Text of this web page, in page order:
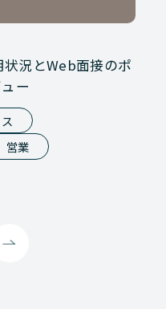
況とWeb面接のポ
ー
営業